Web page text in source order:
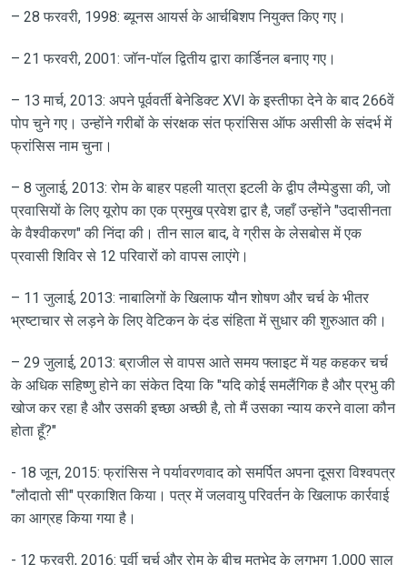
– 28 फरवरी, 1998: ब्यूनस आयर्स के आर्चबिशप नियुक्त किए गए।
– 21 फरवरी, 2001: जॉन-पॉल द्वितीय द्वारा कार्डिनल बनाए गए।
– 13 मार्च, 2013: अपने पूर्ववर्ती बेनेडिक्ट XVI के इस्तीफा देने के बाद 266वें
पोप चुने गए। उन्होंने गरीबों के संरक्षक संत फ्रांसिस ऑफ असीसी के संदर्भ में
फ्रांसिस नाम चुना।
– 8 जुलाई, 2013: रोम के बाहर पहली यात्रा इटली के द्वीप लैम्पेडुसा की, जो
प्रवासियों के लिए यूरोप का एक प्रमुख प्रवेश द्वार है, जहाँ उन्होंने "उदासीनता
के वैश्वीकरण" की निंदा की। तीन साल बाद, वे ग्रीस के लेसबोस में एक
प्रवासी शिविर से 12 परिवारों को वापस लाएंगे।
– 11 जुलाई, 2013: नाबालिगों के खिलाफ यौन शोषण और चर्च के भीतर
भ्रष्टाचार से लड़ने के लिए वेटिकन के दंड संहिता में सुधार की शुरुआत की।
– 29 जुलाई, 2013: ब्राजील से वापस आते समय फ्लाइट में यह कहकर चर्च
के अधिक सहिष्णु होने का संकेत दिया कि "यदि कोई समलैंगिक है और प्रभु की
खोज कर रहा है और उसकी इच्छा अच्छी है, तो मैं उसका न्याय करने वाला कौन
होता हूँ?"
- 18 जून, 2015: फ्रांसिस ने पर्यावरणवाद को समर्पित अपना दूसरा विश्वपत्र
"लौदातो सी" प्रकाशित किया। पत्र में जलवायु परिवर्तन के खिलाफ कार्रवाई
का आग्रह किया गया है।
- 12 फरवरी, 2016: पूर्वी चर्च और रोम के बीच मतभेद के लगभग 1,000 साल